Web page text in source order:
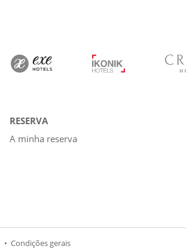
RESERVA
A minha reserva
Condições gerais